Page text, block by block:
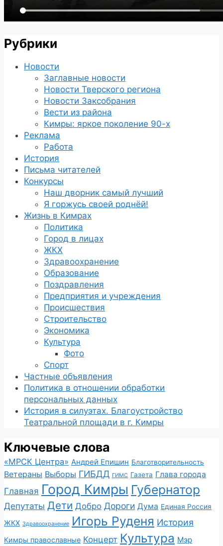
Рубрики
Новости
Заглавные новости
Новости Тверского региона
Новости Заксобрания
Вести из района
Кимры: яркое поколение 90-х
Реклама
Работа
История
Письма читателей
Конкурсы
Наш дворник самый лучший
Я горжусь своей роднёй!
Жизнь в Кимрах
Политика
Город в лицах
ЖКХ
Здравоохранение
Образование
Поздравления
Предприятия и учреждения
Происшествия
Строительство
Экономика
Культура
Фото
Спорт
Частные объявления
Политика в отношении обработки
персональных данных
История в силуэтах. Благоустройство
Театральной площади в г. Кимры
Ключевые слова
«МРСК Центра» Андрей Епишин Благотворительность
Ветераны Выборы ГИБДД ГИМС Газета Глава города
Главная Город Кимры Губернатор
Депутаты Дети Добро Дороги Дума Единая Россия
ЖКХ Здравоохранение Игорь Руденя История
Кимры православные Концерт Культура Мэр